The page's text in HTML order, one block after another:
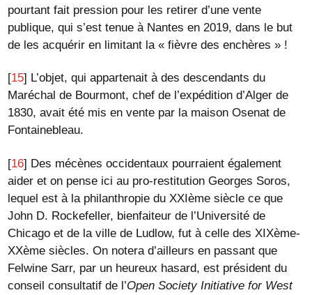
pourtant fait pression pour les retirer d’une vente
publique, qui s’est tenue à Nantes en 2019, dans le but
de les acquérir en limitant la « fièvre des enchères » !
[15] L’objet, qui appartenait à des descendants du
Maréchal de Bourmont, chef de l’expédition d’Alger de
1830, avait été mis en vente par la maison Osenat de
Fontainebleau.
[16] Des mécènes occidentaux pourraient également
aider et on pense ici au pro-restitution Georges Soros,
lequel est à la philanthropie du XXIème siècle ce que
John D. Rockefeller, bienfaiteur de l’Université de
Chicago et de la ville de Ludlow, fut à celle des XIXème-
XXème siècles. On notera d’ailleurs en passant que
Felwine Sarr, par un heureux hasard, est président du
conseil consultatif de l’Open Society Initiative for West